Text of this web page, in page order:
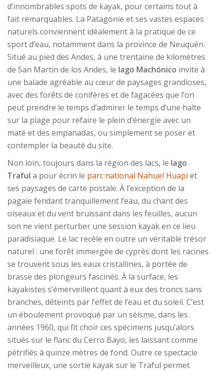
d’innombrables spots de kayak, pour certains tout à
fait remarquables. La Patagonie et ses vastes espaces
naturels conviennent idéalement à la pratique de ce
sport d’eau, notamment dans la province de Neuquén.
Situé au pied des Andes, à une trentaine de kilomètres
de San Martín de los Andes, le lago Machónico invite à
une balade agréable au cœur de paysages grandioses,
avec des forêts de conifères et de fagacées que l’on
peut prendre le temps d’admirer le temps d’une halte
sur la plage pour refaire le plein d’énergie avec un
maté et des empanadas, ou simplement se poser et
contempler la beauté du site.
Non loin, toujours dans la région des lacs, le lago
Traful a pour écrin le parc national Nahuel Huapi et
ses paysages de carte postale. À l’exception de la
pagaie fendant tranquillement l’eau, du chant des
oiseaux et du vent bruissant dans les feuilles, aucun
son ne vient perturber une session kayak en ce lieu
paradisiaque. Le lac recèle en outre un véritable trésor
naturel : une forêt immergée de cyprès dont les racines
se trouvent sous les eaux cristallines, à portée de
brasse des plongeurs fascinés. À la surface, les
kayakistes s’émerveillent quant à eux des troncs sans
branches, déteints par l’effet de l’eau et du soleil. C’est
un éboulement provoqué par un séisme, dans les
années 1960, qui fit choir ces spécimens jusqu’alors
situés sur le flanc du Cerro Bayo, les laissant comme
pétrifiés à quinze mètres de fond. Outre ce spectacle
merveilleux, une sortie kayak sur le Traful permet